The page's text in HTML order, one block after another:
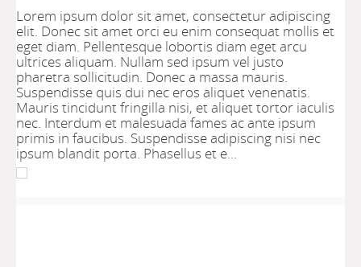
Lorem ipsum dolor sit amet, consectetur adipiscing
elit. Donec sit amet orci eu enim consequat mollis et
eget diam. Pellentesque lobortis diam eget arcu
ultrices aliquam. Nullam sed ipsum vel justo
pharetra sollicitudin. Donec a massa mauris.
Suspendisse quis dui nec eros aliquet venenatis.
Mauris tincidunt fringilla nisi, et aliquet tortor iaculis
nec. Interdum et malesuada fames ac ante ipsum
primis in faucibus. Suspendisse adipiscing nisi nec
ipsum blandit porta. Phasellus et e...